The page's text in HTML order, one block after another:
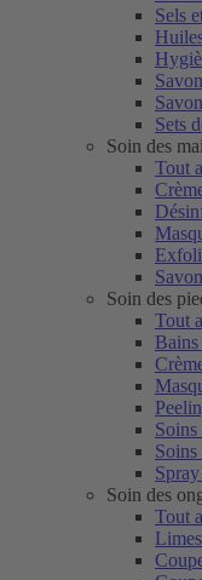
Sels
Sets
Soin des
Tout
Soin des
Tout
Bains
Soins
Soin des
Tout